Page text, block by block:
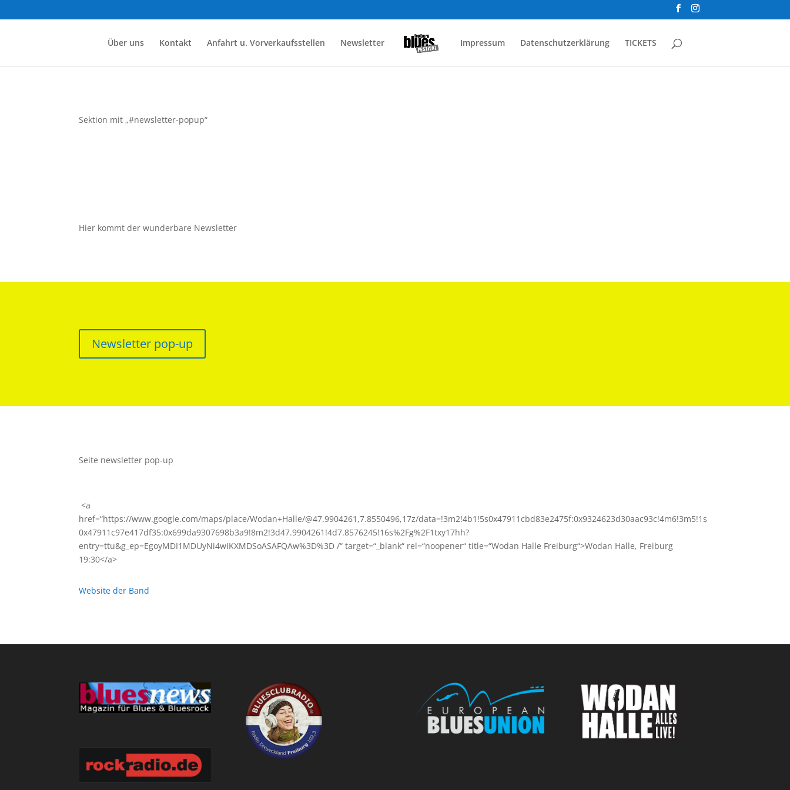
Über uns Kontakt Anfahrt u. Vorverkaufsstellen Newsletter Impressum Datenschutzerklärung TICKETS
Sektion mit „#newsletter-popup“
Hier kommt der wunderbare Newsletter
Newsletter pop-up
Seite newsletter pop-up
<a
href=“https://www.google.com/maps/place/Wodan+Halle/@47.9904261,7.8550496,17z/data=!3m2!4b1!5s0x47911cbd83e2475f:0x9324623d30aac93c!4m6!3m5!1s
0x47911c97e417df35:0x699da9307698b3a9!8m2!3d47.9904261!4d7.8576245!16s%2Fg%2F1txy17hh?
entry=ttu&g_ep=EgoyMDI1MDUyNi4wIKXMDSoASAFQAw%3D%3D /“ target=“_blank“ rel=“noopener“ title=“Wodan Halle Freiburg“>Wodan Halle, Freiburg
19:30</a>
Website der Band